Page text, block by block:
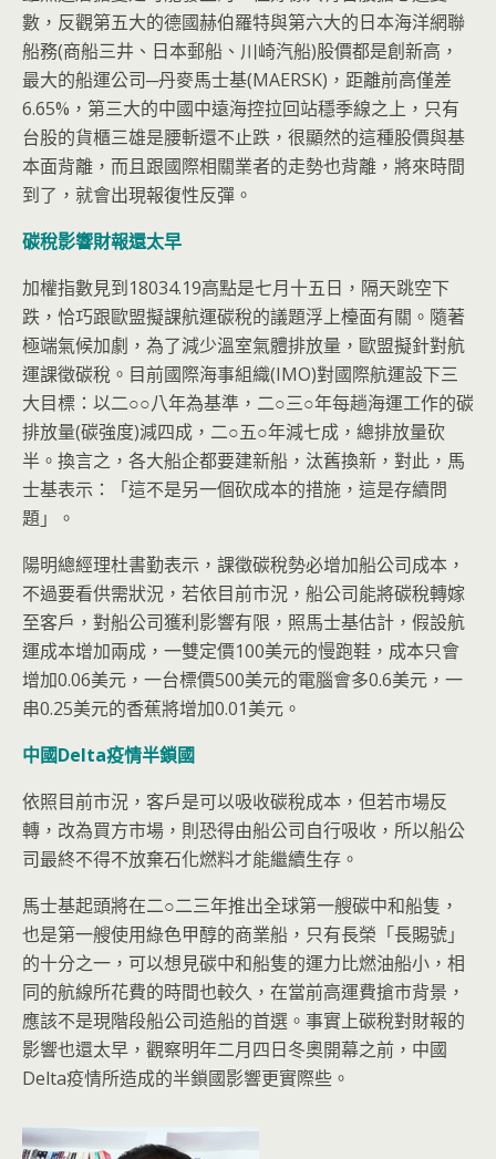
數，反觀第五大的德國赫伯羅特與第六大的日本海洋網聯
船務(商船三井、日本郵船、川崎汽船)股價都是創新高，
最大的船運公司─丹麥馬士基(MAERSK)，距離前高僅差
6.65%，第三大的中國中遠海控拉回站穩季線之上，只有
台股的貨櫃三雄是腰斬還不止跌，很顯然的這種股價與基
本面背離，而且跟國際相關業者的走勢也背離，將來時間
到了，就會出現報復性反彈。
碳稅影響財報還太早
加權指數見到18034.19高點是七月十五日，隔天跳空下
跌，恰巧跟歐盟擬課航運碳稅的議題浮上檯面有關。隨著
極端氣候加劇，為了減少溫室氣體排放量，歐盟擬針對航
運課徵碳稅。目前國際海事組織(IMO)對國際航運設下三
大目標：以二○○八年為基準，二○三○年每趟海運工作的碳
排放量(碳強度)減四成，二○五○年減七成，總排放量砍
半。換言之，各大船企都要建新船，汰舊換新，對此，馬
士基表示：「這不是另一個砍成本的措施，這是存續問
題」。
陽明總經理杜書勤表示，課徵碳稅勢必增加船公司成本，
不過要看供需狀況，若依目前市況，船公司能將碳稅轉嫁
至客戶，對船公司獲利影響有限，照馬士基估計，假設航
運成本增加兩成，一雙定價100美元的慢跑鞋，成本只會
增加0.06美元，一台標價500美元的電腦會多0.6美元，一
串0.25美元的香蕉將增加0.01美元。
中國Delta疫情半鎖國
依照目前市況，客戶是可以吸收碳稅成本，但若市場反
轉，改為買方市場，則恐得由船公司自行吸收，所以船公
司最終不得不放棄石化燃料才能繼續生存。
馬士基起頭將在二○二三年推出全球第一艘碳中和船隻，
也是第一艘使用綠色甲醇的商業船，只有長榮「長賜號」
的十分之一，可以想見碳中和船隻的運力比燃油船小，相
同的航線所花費的時間也較久，在當前高運費搶市背景，
應該不是現階段船公司造船的首選。事實上碳稅對財報的
影響也還太早，觀察明年二月四日冬奧開幕之前，中國
Delta疫情所造成的半鎖國影響更實際些。